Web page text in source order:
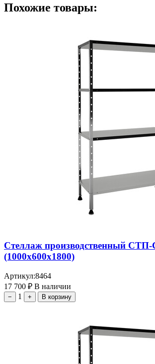
Похожие товары:
Стеллаж производственный СТП-
(1000х600х1800)
Артикул:8464
17 700 ₽ В наличии
− 1 + В корзину